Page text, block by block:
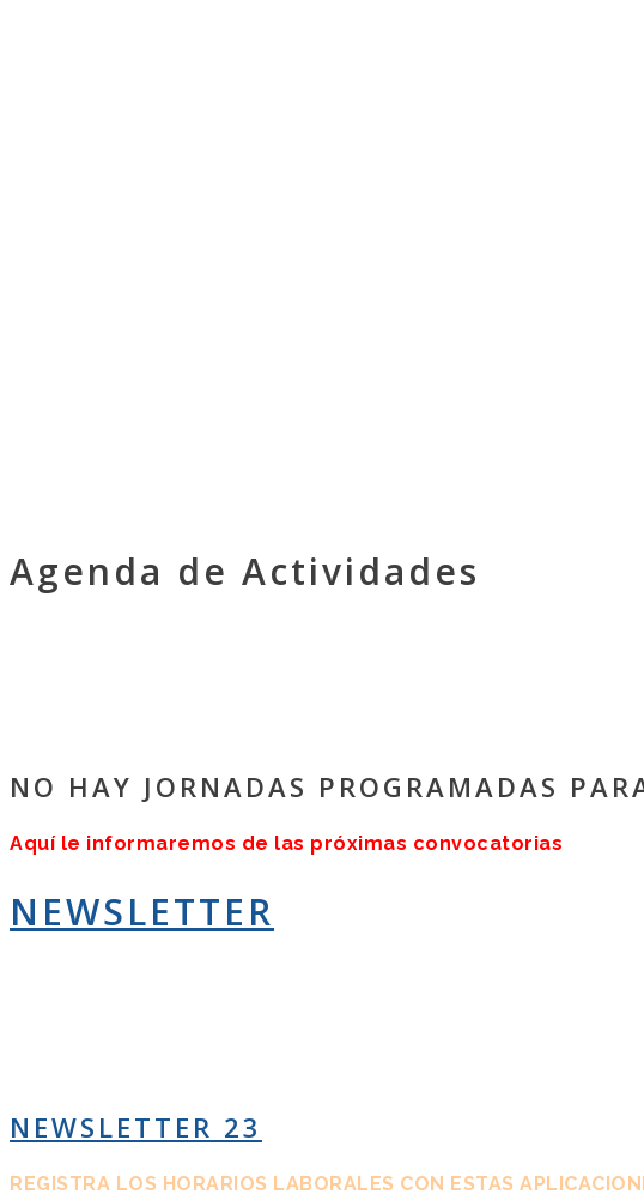
Agenda de Actividades
NO HAY JORNADAS PROGRAMADAS
Aquí le informaremos de las próximas convocatorias
NEWSLETTER
NEWSLETTER 23
REGISTRA LOS HORARIOS LABORALES CON ESTAS